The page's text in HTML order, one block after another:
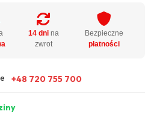
14 dnina
zwrot
Bezpieczne
płatności
+48 720 755 700